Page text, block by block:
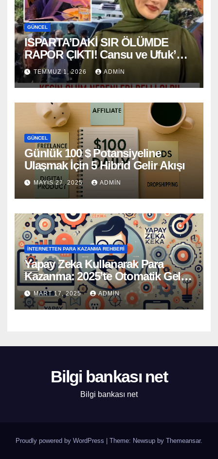
GÜNCEL
ISPARTA’DAKİ SIR ÖLÜMDE
RAPOR ÇIKTI! Cansu ve Ufuk’un
Kesin Ölüm Nedeni Belli Oldu
TEMMUZ 1, 2026 ADMIN
GÜNCEL
Günlük 100 $ Potansiyeline
Ulaşmak İçin 5 Hibrid Gelir Akışı
MAYIS 27, 2025 ADMIN
İNTERNETTEN PARA KAZANMA REHBERI
Yapay Zeka Kullanarak Para
Kazanma: 2025’te Otomatik Gelir
Elde Etme Yöntemleri
MART 17, 2025 ADMIN
Bilgi bankası net
Bilgi bankası net
Proudly powered by WordPress Theme: Newsup by Themeansar.